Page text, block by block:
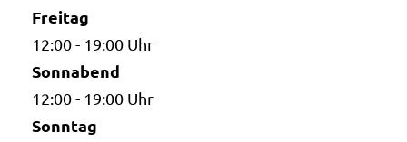
Freitag
12:00 - 19:00 Uhr
Sonnabend
12:00 - 19:00 Uhr
Sonntag